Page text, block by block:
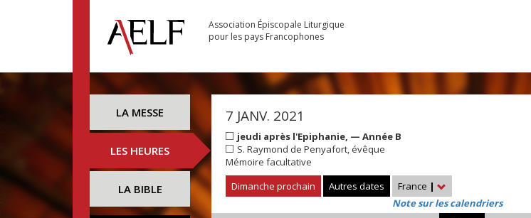
Association Épiscopale Liturgique
pour les pays Francophones
LA MESSE
LES HEURES
LA BIBLE
7 JANV. 2021
jeudi après l'Epiphanie, — Année B
S. Raymond de Penyafort, évêque
Mémoire facultative
Dimanche prochain
Autres dates France |
Note sur les calendriers